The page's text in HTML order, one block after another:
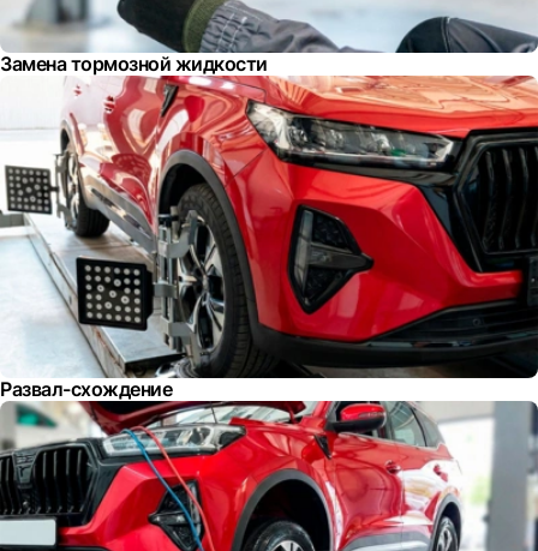
Замена тормозной жидкости
Развал-схождение